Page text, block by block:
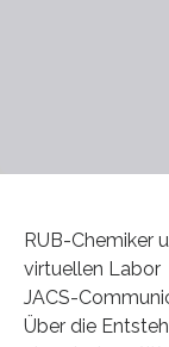
RUB-Chemiker
virtuellen Labor
JACS-
Über die